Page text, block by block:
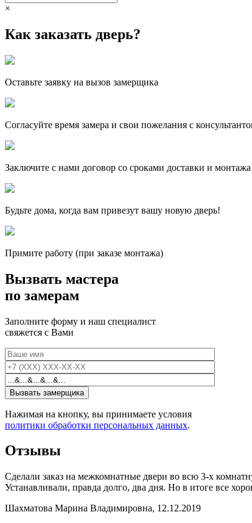
×
Как заказать дверь?
Оставьте заявку на вызов замерщика
Согласуйте время замера и свои пожелания с
Заключите с нами договор со сроками доставки и
Будьте дома, когда вам привезут вашу новую дверь!
Примите работу (при заказе монтажа)
Вызвать мастера
по замерам
Заполните форму и наш специалист
свяжется с Вами
Нажимая на кнопку, вы принимаете условия
политики обработки персональных данных.
Отзывы
Сделали заказ на межкомнатные двери во всю 3-х
Устанавливали, правда долго, два дня. Но в итоге все
Шахматова Марина Владимировна, 12.12.2019